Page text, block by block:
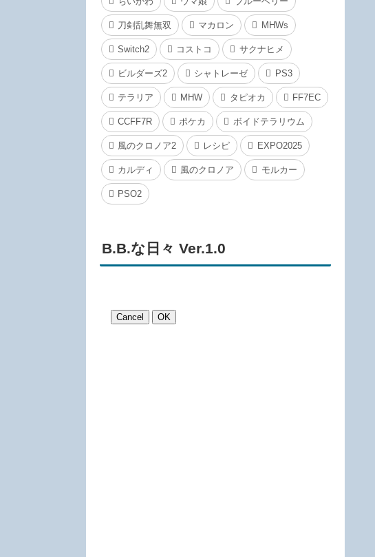
刀剣乱舞無双 マカロン MHWs
Switch2 コストコ サクナヒメ
ビルダーズ2 シャトレーゼ PS3
テラリア MHW タピオカ FF7EC
CCFF7R ポケカ ボイドテラリウム
風のクロノア2 レシピ EXPO2025
カルディ 風のクロノア モルカー
PSO2
B.B.な日々 Ver.1.0